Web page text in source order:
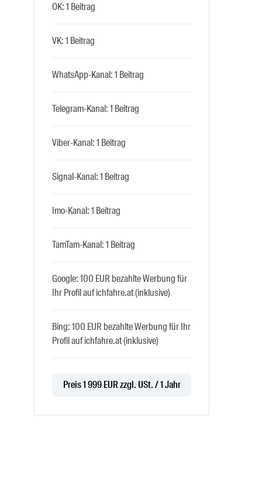
OK: 1 Beitrag
VK: 1 Beitrag
WhatsApp-Kanal: 1 Beitrag
Telegram-Kanal: 1 Beitrag
Viber-Kanal: 1 Beitrag
Signal-Kanal: 1 Beitrag
Imo-Kanal: 1 Beitrag
TamTam-Kanal: 1 Beitrag
Google: 100 EUR bezahlte Werbung für
Ihr Profil auf ichfahre.at (inklusive)
Bing: 100 EUR bezahlte Werbung für Ihr
Profil auf ichfahre.at (inklusive)
Preis 1 999 EUR zzgl. USt. / 1 Jahr